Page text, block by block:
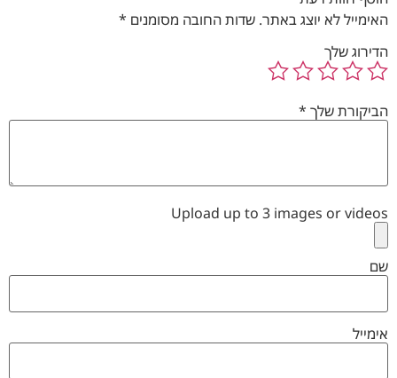
האימייל לא יוצג באתר. שדות החובה מסומנים *
הדירוג שלך
הביקורת שלך *
Upload up to 3 images or videos
שם
אימייל